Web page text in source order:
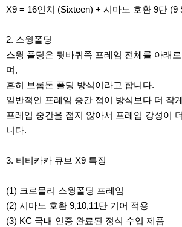
X9 = 16인치 (Sixteen) + 시마노 호환 9단 (9
2. 스윙폴딩
스윙 폴딩은 뒷바퀴쪽 프레임 전체를 아래
며,
흔히 브롬톤 폴딩 방식이라고 합니다.
일반적인 프레임 중간 접이 방식보다 더 작
프레임 중간을 접지 않아서 프레임 강성이
니다.
3. 티티카카 큐브 X9 특징
(1) 크로몰리 스윙폴딩 프레임
(2) 시마노 호환 9,10,11단 기어 적용
(3) KC 국내 인증 완료된 정식 수입 제품